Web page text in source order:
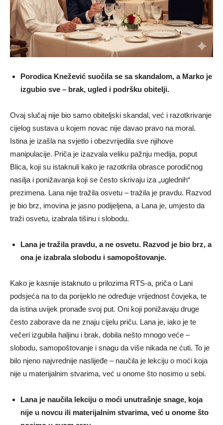
Porodica Knežević suočila se sa skandalom, a Marko je
izgubio sve – brak, ugled i podršku obitelji.
Ovaj slučaj nije bio samo obiteljski skandal, već i razotkrivanje
cijelog sustava u kojem novac nije davao pravo na moral.
Istina je izašla na svjetlo i obezvrijedila sve njihove
manipulacije. Priča je izazvala veliku pažnju medija, poput
Blica, koji su istaknuli kako je razotkrila obrasce porodičnog
nasilja i ponižavanja koji se često skrivaju iza „uglednih“
prezimena. Lana nije tražila osvetu – tražila je pravdu. Razvod
je bio brz, imovina je jasno podijeljena, a Lana je, umjesto da
traži osvetu, izabrala tišinu i slobodu.
Lana je tražila pravdu, a ne osvetu. Razvod je bio brz, a
ona je izabrala slobodu i samopoštovanje.
Kako je kasnije istaknuto u prilozima RTS-a, priča o Lani
podsjeća na to da porijeklo ne određuje vrijednost čovjeka, te
da istina uvijek pronađe svoj put. Oni koji ponižavaju druge
često zaborave da ne znaju cijelu priču. Lana je, iako je te
večeri izgubila haljinu i brak, dobila nešto mnogo veće –
slobodu, samopoštovanje i snagu da više nikada ne ćuti. To je
bilo njeno najvrednije naslijeđe – naučila je lekciju o moći koja
nije u materijalnim stvarima, već u onome što nosimo u sebi.
Lana je naučila lekciju o moći unutrašnje snage, koja
nije u novcu ili materijalnim stvarima, već u onome što